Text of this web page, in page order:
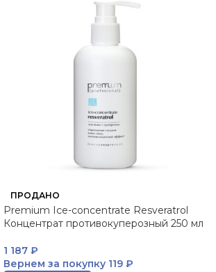
ПРОДАНО
Premium Ice-concentrate Resveratrol
Концентрат противокуперозный 250 мл
1 187 ₽
Вернем за покупку 119 ₽